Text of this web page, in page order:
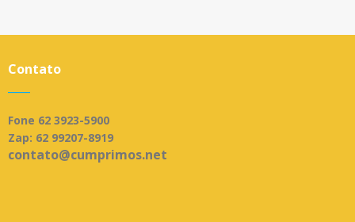
Contato
Fone 62 3923-5900
Zap: 62 99207-8919
contato@cumprimos.net